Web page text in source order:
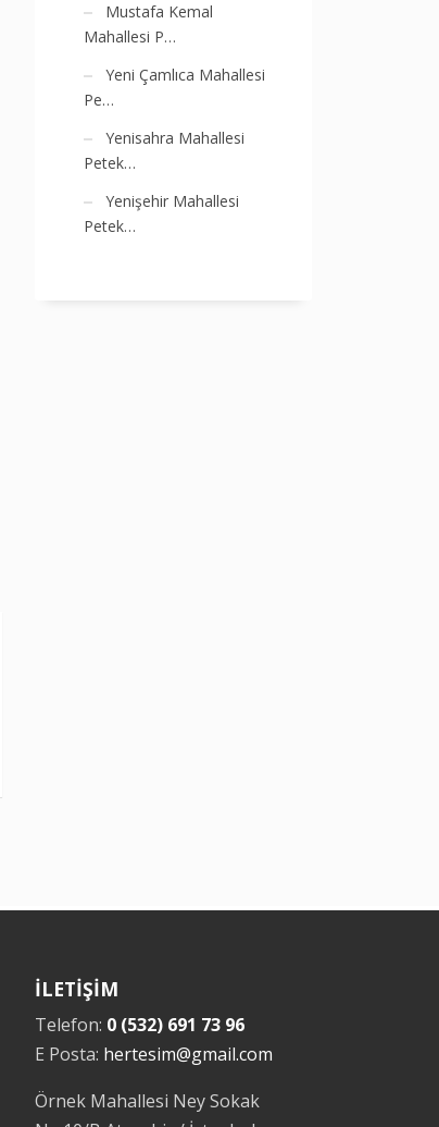
Mustafa Kemal
Mahallesi P…
Yeni Çamlıca Mahallesi
Pe…
Yenisahra Mahallesi
Petek…
Yenişehir Mahallesi
Petek…
İLETİŞİM
Telefon: 0 (532) 691 73 96
E Posta: hertesim@gmail.com
Örnek Mahallesi Ney Sokak